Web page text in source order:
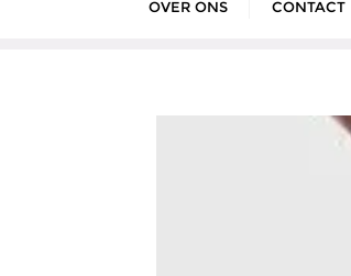
OVER ONS CONTACT